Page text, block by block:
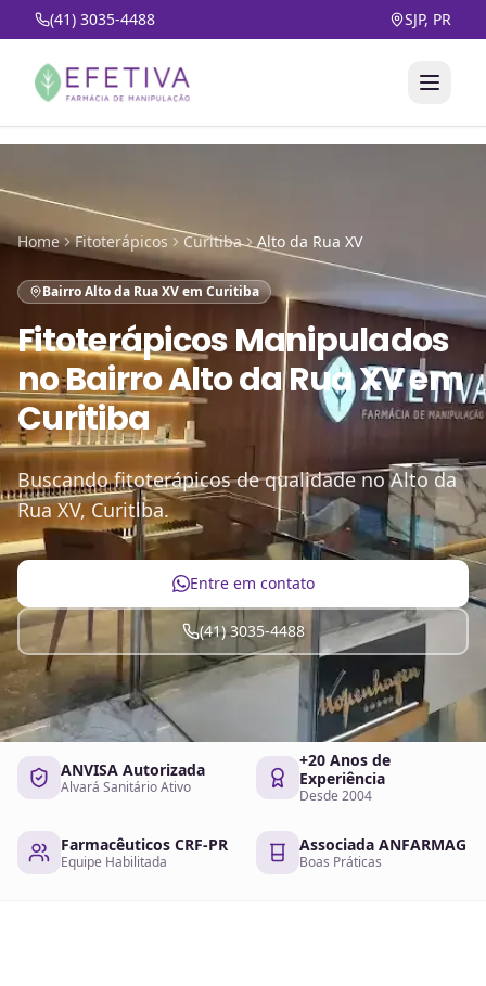
(41) 3035-4488 SJP, PR
Home Fitoterápicos Curitiba Alto da Rua XV
Bairro Alto da Rua XV em Curitiba
Fitoterápicos Manipulados
noBairro Alto da Rua XV em
Curitiba
Buscando fitoterápicos de qualidade no Alto da
Rua XV, Curitiba.
Entre em contato
(41) 3035-4488
ANVISA Autorizada
Alvará Sanitário Ativo
+20 Anos de
Experiência
Desde 2004
Farmacêuticos CRF-PR
Equipe Habilitada
Associada ANFARMAG
Boas Práticas